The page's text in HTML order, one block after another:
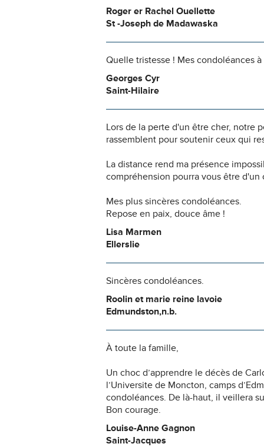
Roger er Rachel Ouellette
St -Joseph de Madawaska
Quelle tristesse ! Mes condoléances
Georges Cyr
Saint-Hilaire
Lors de la perte d'un être cher, notre
rassemblent pour soutenir ceux qui
La distance rend ma présence
compréhension pourra vous être d'un
Mes plus sincères condoléances.
Repose en paix, douce âme !
Lisa Marmen
Ellerslie
Sincères condoléances.
Roolin et marie reine lavoie
Edmundston,n.b.
À toute la famille,
Un choc d’apprendre le décès de
l’Universite de Moncton, camps
condoléances. De là-haut, il veillera
Bon courage.
Louise-Anne Gagnon
Saint-Jacques